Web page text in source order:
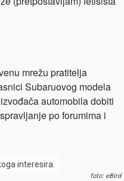
mrežu pratitelja
Subaruovog modela
automobila dobiti
po forumima i
interesira.
foto: eBird